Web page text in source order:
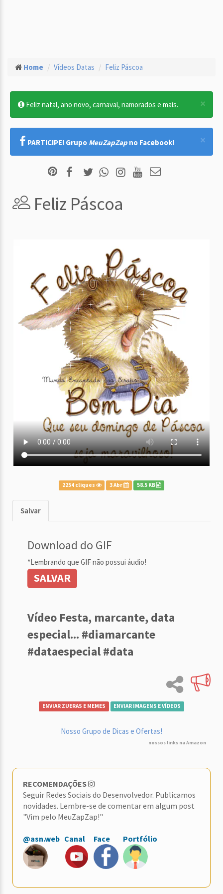
Home Vídeos Datas Feliz Páscoa
×
Feliz natal, ano novo, carnaval, namorados e mais.
×
PARTICIPE! Grupo MeuZapZap no Facebook!
Feliz Páscoa
2254 cliques 3 Abr 58.5 KB
Salvar
Download do GIF
*Lembrando que GIF não possui áudio!
SALVAR
Vídeo Festa, marcante, data
especial... #diamarcante
#dataespecial #data
ENVIAR ZUERAS E MEMES ENVIAR IMAGENS E VÍDEOS
Nosso Grupo de Dicas e Ofertas!
nossos links na Amazon
RECOMENDAÇÕES
Seguir Redes Sociais do Desenvolvedor. Publicamos
novidades. Lembre-se de comentar em algum post
"Vim pelo MeuZapZap!"
@asn.web Canal Face Portfólio